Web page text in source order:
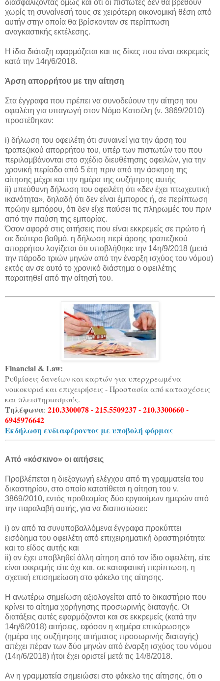
διασφαλίζοντας όμως και ότι οι πιστωτές δεν θα βρεθούν
χωρίς τη συναίνεσή τους σε χειρότερη οικονομική θέση από
αυτήν στην οποία θα βρίσκονταν σε περίπτωση
αναγκαστικής εκτέλεσης.
Η ίδια διάταξη εφαρμόζεται και τις δίκες που είναι εκκρεμείς
κατά την 14η/6/2018.
Άρση απορρήτου με την αίτηση
Στα έγγραφα που πρέπει να συνοδεύουν την αίτηση του
οφειλέτη για υπαγωγή στον Νόμο Κατσέλη (ν. 3869/2010)
προστέθηκαν:
i) δήλωση του οφειλέτη ότι συναινεί για την άρση του
τραπεζικού απορρήτου του, υπέρ των πιστωτών του που
περιλαμβάνονται στο σχέδιο διευθέτησης οφειλών, για την
χρονική περίοδο από 5 έτη πριν από την άσκηση της
αίτησης μέχρι και την ημέρα της συζήτησης αυτής
ii) υπεύθυνη δήλωση του οφειλέτη ότι «δεν έχει πτωχευτική
ικανότητα», δηλαδή ότι δεν είναι έμπορος ή, σε περίπτωση
πρώην εμπόρου, ότι δεν είχε παύσει τις πληρωμές του πριν
από την παύση της εμπορίας.
Όσον αφορά στις αιτήσεις που είναι εκκρεμείς σε πρώτο ή
σε δεύτερο βαθμό, η δήλωση περί άρσης τραπεζικού
απορρήτου λογίζεται ότι υποβλήθηκε την 14η/9/2018 (μετά
την πάροδο τριών μηνών από την έναρξη ισχύος του νόμου)
εκτός αν σε αυτό το χρονικό διάστημα ο οφειλέτης
παραιτηθεί από την αίτησή του.
Financial & Law:
Ρυθμίσεις δανείων και καρτών για υπερχρεωμένα
νοικοκυριά και επιχειρήσεις - Προστασία από κατασχέσεις
και πλειστηριασμούς.
Τηλέφωνα: 210.3300078 - 215.5509237 - 210.3300660 -
6945976642
Εκδήλωση ενδιαφέροντος με υποβολή φόρμας
Από «κόσκινο» οι αιτήσεις
Προβλέπεται η διεξαγωγή ελέγχου από τη γραμματεία του
δικαστηρίου, στο οποίο κατατίθεται η αίτηση του ν.
3869/2010, εντός προθεσμίας δύο εργασίμων ημερών από
την παραλαβή αυτής, για να διαπιστώσει:
i) αν από τα συνυποβαλλόμενα έγγραφα προκύπτει
εισόδημα του οφειλέτη από επιχειρηματική δραστηριότητα
και το είδος αυτής και
ii) αν έχει υποβληθεί άλλη αίτηση από τον ίδιο οφειλέτη, είτε
είναι εκκρεμής είτε όχι και, σε καταφατική περίπτωση, η
σχετική επισημείωση στο φάκελο της αίτησης.
Η ανωτέρω σημείωση αξιολογείται από το δικαστήριο που
κρίνει το αίτημα χορήγησης προσωρινής διαταγής. Οι
διατάξεις αυτές εφαρμόζονται και σε εκκρεμείς (κατά την
14η/6/2018) αιτήσεις, εφόσον η «ημέρα επικύρωσης»
(ημέρα της συζήτησης αιτήματος προσωρινής διαταγής)
απέχει πέραν των δύο μηνών από έναρξη ισχύος του νόμου
(14η/6/2018) ήτοι έχει οριστεί μετά τις 14/8/2018.
Αν η γραμματεία σημειώσει στο φάκελο της αίτησης, ότι ο